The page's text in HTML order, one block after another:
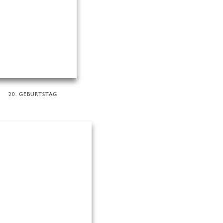
20. GEBURTSTAG